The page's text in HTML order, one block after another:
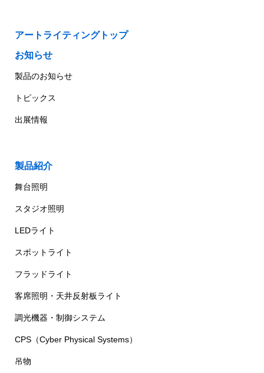
アートライティングトップ
お知らせ
製品のお知らせ
トピックス
出展情報
製品紹介
舞台照明
スタジオ照明
LEDライト
スポットライト
フラッドライト
客席照明・天井反射板ライト
調光機器・制御システム
CPS（Cyber Physical Systems）
吊物